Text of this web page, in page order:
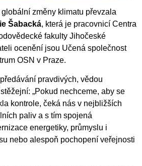
změny klimatu převzala
Šabacká, která je pracovnicí Centra
fakulty Jihočeské
ocenění jsou Učená společnost
OSN v Praze.
pravdivých, vědou
„Pokud nechceme, aby se
kontrole, čeká nás v nejbližších
paliv a s tím spojená
energetiky, průmyslu i
nebo alespoň pochopení veřejnosti